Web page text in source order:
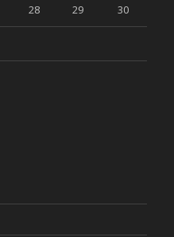
28 29 30